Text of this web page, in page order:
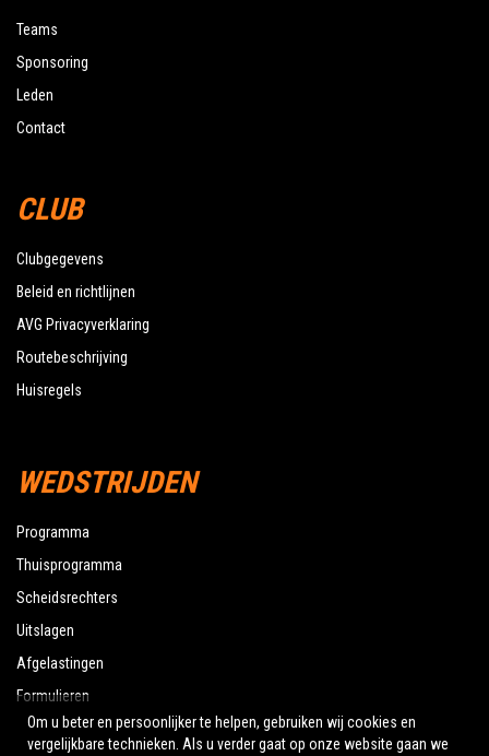
Teams
Sponsoring
Leden
Contact
CLUB
Clubgegevens
Beleid en richtlijnen
AVG Privacyverklaring
Routebeschrijving
Huisregels
WEDSTRIJDEN
Programma
Thuisprogramma
Scheidsrechters
Uitslagen
Afgelastingen
Formulieren
Om u beter en persoonlijker te helpen, gebruiken wij cookies en
vergelijkbare technieken. Als u verder gaat op onze website gaan we